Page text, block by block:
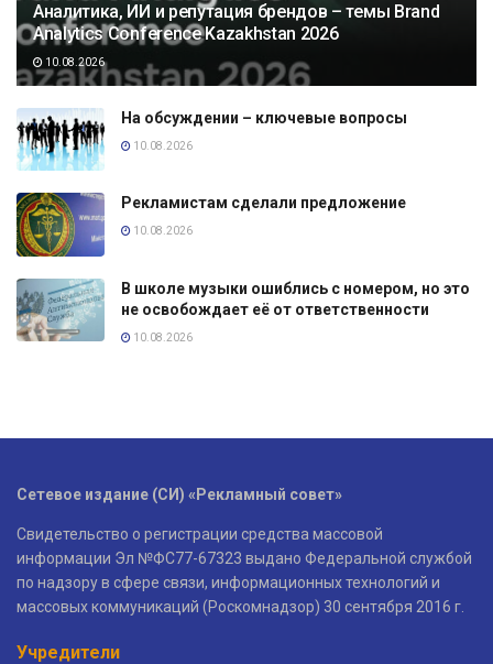
Аналитика, ИИ и репутация брендов – темы Brand
Analytics Conference Kazakhstan 2026
10.08.2026
На обсуждении – ключевые вопросы
10.08.2026
Рекламистам сделали предложение
10.08.2026
В школе музыки ошиблись с номером, но это
не освобождает её от ответственности
10.08.2026
Сетевое издание (СИ) «Рекламный совет»
Свидетельство о регистрации средства массовой
информации Эл №ФС77-67323 выдано Федеральной службой
по надзору в сфере связи, информационных технологий и
массовых коммуникаций (Роскомнадзор) 30 сентября 2016 г.
Учредители